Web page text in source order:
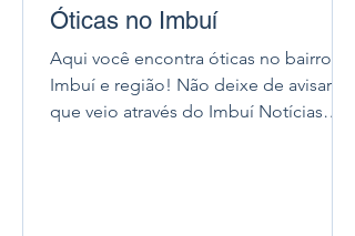
Óticas no Imbuí
Aqui você encontra óticas no bairro do
Imbuí e região! Não deixe de avisar
que veio através do Imbuí Notícias